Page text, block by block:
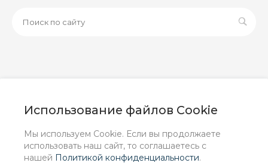
Использование файлов Cookie
Мы используем Cookie. Если вы продолжаете
использовать наш сайт, то соглашаетесь с
нашей Политикой конфиденциальности.
информационный характер и ни при каких условиях не
положениями Статьи 437 (2) ГК РФ.